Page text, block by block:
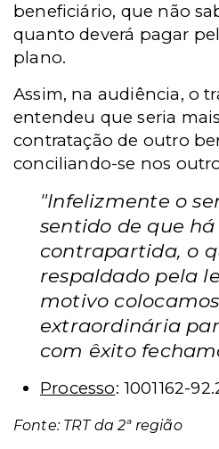
beneficiário, que não
quanto deverá pagar
plano.
Assim, na audiência, o
entendeu que seria
contratação de outro
conciliando-se nos
"Infelizmente o
sentido de que
contrapartida, o
respaldado pela
motivo
extraordinária
com êxito
Processo: 1001162-
Fonte: TRT da 2ª região